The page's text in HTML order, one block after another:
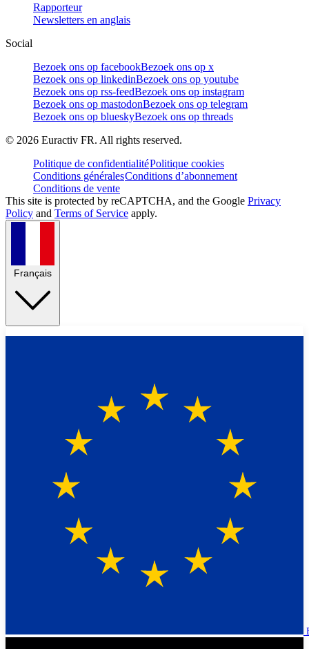
Rapporteur
Newsletters en anglais
Social
Bezoek ons op facebookBezoek ons op x
Bezoek ons op linkedinBezoek ons op youtube
Bezoek ons op rss-feedBezoek ons op instagram
Bezoek ons op mastodonBezoek ons op telegram
Bezoek ons op blueskyBezoek ons op threads
© 2026 Euractiv FR. All rights reserved.
Politique de confidentialitéPolitique cookies
Conditions généralesConditions d’abonnement
Conditions de vente
This site is protected by reCAPTCHA, and the Google Privacy
Policy and Terms of Service apply.
Français